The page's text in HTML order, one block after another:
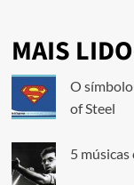
MAIS
O
of Steel
5